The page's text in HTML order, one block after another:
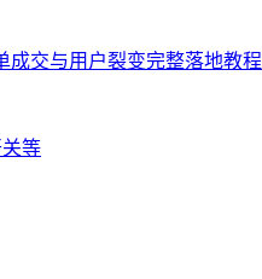
成交与用户裂变完整落地教程
等